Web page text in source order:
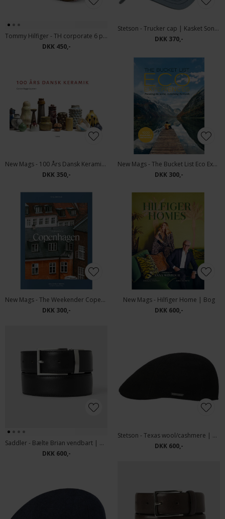
Tommy Hilfiger - TH corporate 6 panel cap | Kasket Willow Green
DKK 450,-
Stetson - Trucker cap | Kasket Sonstige
DKK 370,-
New Mags - 100 Års Dansk Keramik | Bog
DKK 350,-
New Mags - The Bucket List Eco Experience | Bog
DKK 300,-
New Mags - The Weekender Copenhagen | Bog
DKK 300,-
New Mags - Hilfiger Home | Bog
DKK 600,-
Saddler - Bælte Brian vendbart | Bælte Sort & Brun
DKK 600,-
Stetson - Texas wool/cashmere | Kasket Black
DKK 600,-